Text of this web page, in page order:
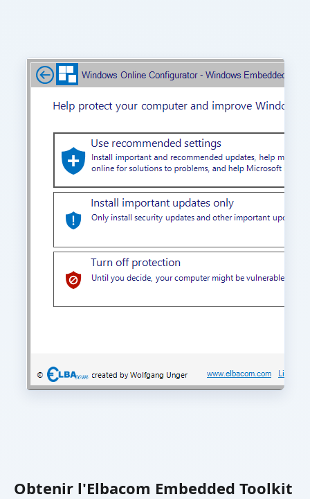
Obtenir l'Elbacom Embedded Toolkit